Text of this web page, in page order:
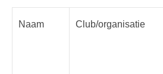
Naam Club/organisatie